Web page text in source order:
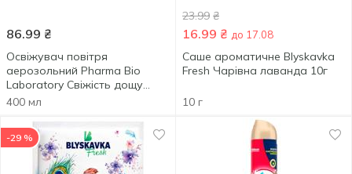
86.99 ₴
Освіжувач повітря
аерозольний Pharma Bio
Laboratory Свіжість дощу
400мл
400 мл
23.99 ₴
16.99 ₴ до 17.08
Саше ароматичне Blyskavka
Fresh Чарівна лаванда 10г
10 г
-29 %